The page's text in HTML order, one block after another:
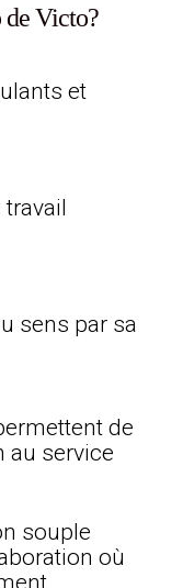
de Victo?
et
sens par sa
de
au service
souple
où